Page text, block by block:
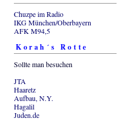
Chuzpe im Radio
IKG München/Oberbayern
AFK M94,5
Korah´s Rotte
Sollte man besuchen
JTA
Haaretz
Aufbau, N.Y.
Hagalil
Juden.de